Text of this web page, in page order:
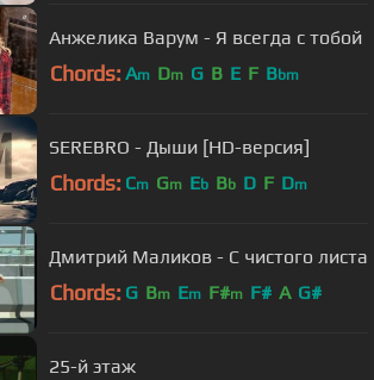
Анжелика Варум - Я всегда с тобой
Chords: Am Dm G B E F Bbm
SEREBRO - Дыши [HD-версия]
Chords: Cm Gm Eb Bb D F Dm
Дмитрий Маликов - С чистого листа
Chords: G Bm Em F#m F# A G#
25-й этаж